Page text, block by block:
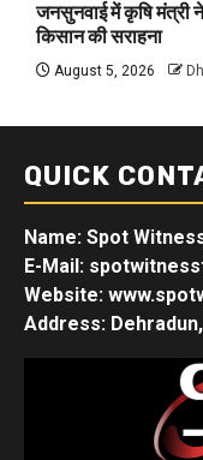
जनसुनवाई में कृषि मंत्री
किसान की सराहना
August 5, 2026
QUICK
Name: Spot
E-Mail:
Website:
Address: